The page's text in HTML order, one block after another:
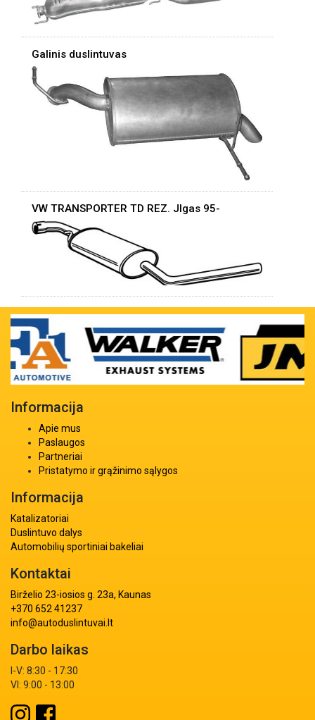
Galinis duslintuvas
VW TRANSPORTER TD REZ. Jlgas 95-
Informacija
Apie mus
Paslaugos
Partneriai
Pristatymo ir grąžinimo sąlygos
Informacija
Katalizatoriai
Duslintuvo dalys
Automobilių sportiniai bakeliai
Kontaktai
Birželio 23-iosios g. 23a, Kaunas
+370 652 41237
info@autoduslintuvai.lt
Darbo laikas
I-V: 8:30 - 17:30
VI: 9:00 - 13:00